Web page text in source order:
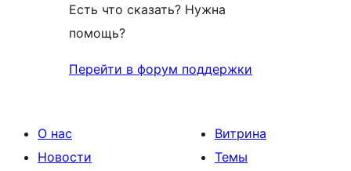
Есть что сказать? Нужна
помощь?
Перейти в форум поддержки
О нас
Новости
Витрина
Темы